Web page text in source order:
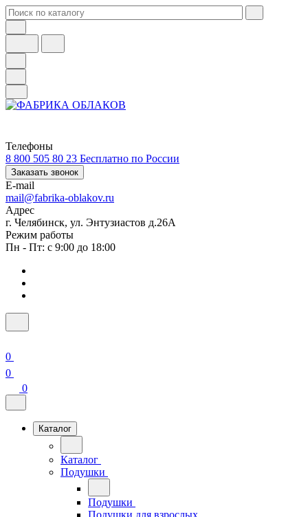
Телефоны
8 800 505 80 23 Бесплатно по России
Заказать звонок
E-mail
mail@fabrika-oblakov.ru
Адрес
г. Челябинск, ул. Энтузиастов д.26А
Режим работы
Пн - Пт: с 9:00 до 18:00
0
0
0
Каталог
Каталог
Подушки
Подушки
Подушки для взрослых